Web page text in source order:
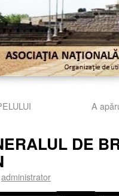
A
DE
administrator